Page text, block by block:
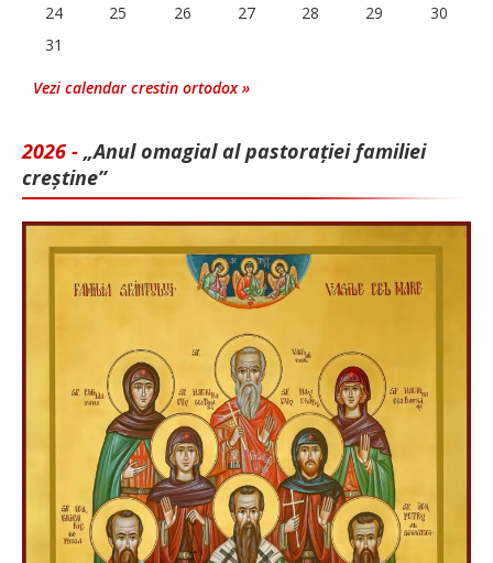
24
25 26 27 28 29
30
31
Vezi calendar crestin ortodox »
2026 - „Anul omagial al pastorației familiei
creștine”